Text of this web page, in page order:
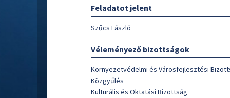
Feladatot jelent
Szűcs László
Véleményező bizottságok
Környezetvédelmi és Városfejlesztési
Közgyűlés
Kulturális és Oktatási Bizottság